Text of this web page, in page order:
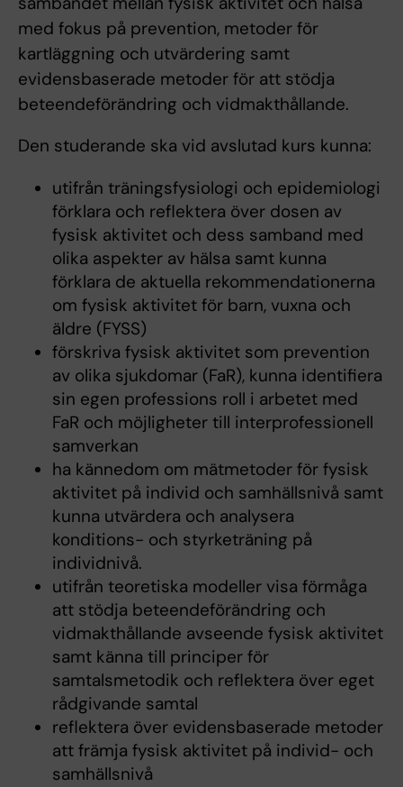
med fokus på prevention, metoder för
kartläggning och utvärdering samt
evidensbaserade metoder för att stödja
beteendeförändring och vidmakthållande.
Den studerande ska vid avslutad kurs kunna:
utifrån träningsfysiologi och epidemiologi
förklara och reflektera över dosen av
fysisk aktivitet och dess samband med
olika aspekter av hälsa samt kunna
förklara de aktuella rekommendationerna
om fysisk aktivitet för barn, vuxna och
äldre (FYSS)
förskriva fysisk aktivitet som prevention
av olika sjukdomar (FaR), kunna identifiera
sin egen professions roll i arbetet med
FaR och möjligheter till interprofessionell
samverkan
ha kännedom om mätmetoder för fysisk
aktivitet på individ och samhällsnivå samt
kunna utvärdera och analysera
konditions- och styrketräning på
individnivå.
utifrån teoretiska modeller visa förmåga
att stödja beteendeförändring och
vidmakthållande avseende fysisk aktivitet
samt känna till principer för
samtalsmetodik och reflektera över eget
rådgivande samtal
reflektera över evidensbaserade metoder
att främja fysisk aktivitet på individ- och
samhällsnivå